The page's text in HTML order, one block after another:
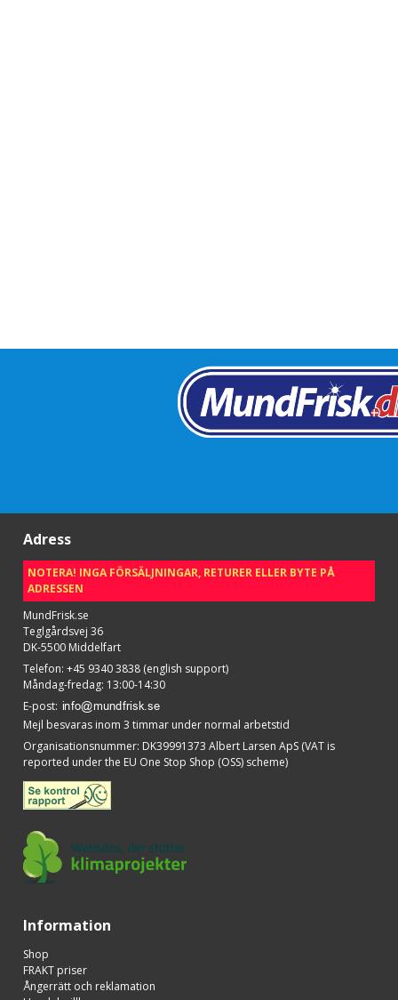
Adress
NOTERA! INGA FÖRSÄLJNINGAR, RETURER ELLER BYTE PÅ
ADRESSEN
MundFrisk.se
Teglgårdsvej 36
DK-5500 Middelfart
Telefon: +45 9340 3838 (english support)
Måndag-fredag: 13:00-14:30
E-post:
Mejl besvaras inom 3 timmar under normal arbetstid
Organisationsnummer: DK39991373 Albert Larsen ApS (VAT is
reported under the EU One Stop Shop (OSS) scheme)
Information
Shop
FRAKT priser
Ångerrätt och reklamation